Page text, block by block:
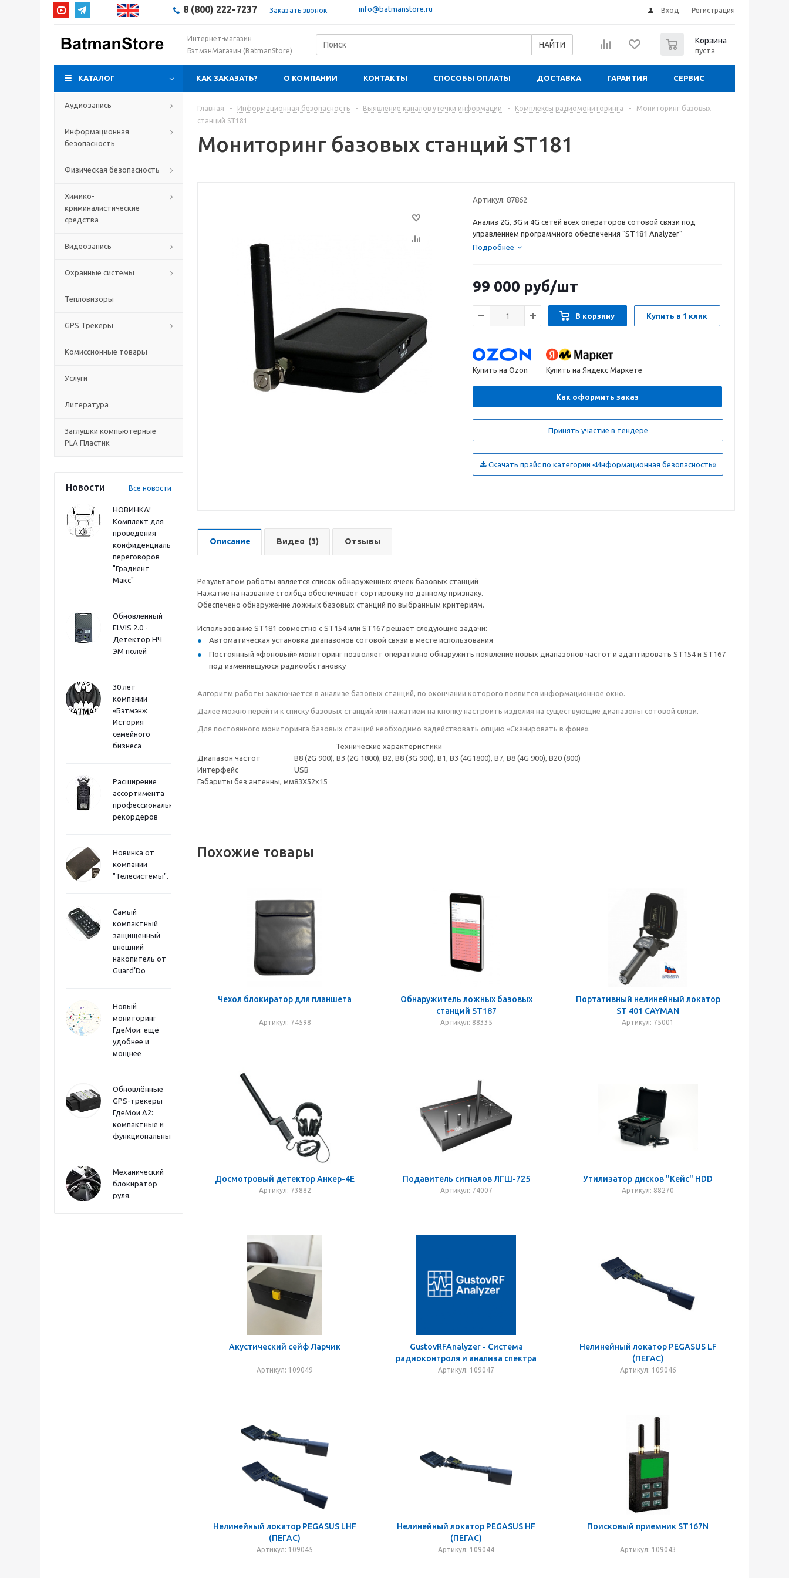
8 (800) 222-7237 Заказать звонок info@batmanstore.ru Вход Регистрация
Интернет-магазин
БэтмэнМагазин (BatmanStore)
НАЙТИ Корзина
пуста
КАТАЛОГ КАК ЗАКАЗАТЬ? О КОМПАНИИ КОНТАКТЫ СПОСОБЫ ОПЛАТЫ ДОСТАВКА ГАРАНТИЯ СЕРВИС
Аудиозапись
Информационная
безопасность
Физическая безопасность
Химико-
криминалистические
средства
Видеозапись
Охранные системы
Тепловизоры
GPS Трекеры
Комиссионные товары
Услуги
Литература
Заглушки компьютерные
PLA Пластик
Новости Все новости
НОВИНКА!
Комплект для
проведения
конфиденциальных
переговоров
"Градиент
Макс"
Обновленный
ELVIS 2.0 -
Детектор НЧ
ЭМ полей
30 лет
компании
«Бэтмэн»:
История
семейного
бизнеса
Расширение
ассортимента
профессиональных
рекордеров
Новинка от
компании
"Телесистемы".
Самый
компактный
защищенный
внешний
накопитель от
Guard’Do
Новый
мониторинг
ГдеМои: ещё
удобнее и
мощнее
Обновлённые
GPS-трекеры
ГдеМои А2:
компактные и
функциональные
Механический
блокиратор
руля.
Главная - Информационная безопасность - Выявление каналов утечки информации - Комплексы радиомониторинга -
Мониторинг базовых
станций ST181
Мониторинг базовых станций ST181
Артикул: 87862
Анализ 2G, 3G и 4G сетей всех операторов сотовой связи под
управлением программного обеспечения “ST181 Analyzer”
Подробнее
99 000 руб/шт
В корзину Купить в 1 клик
Купить на Ozon Купить на Яндекс Маркете
Как оформить заказ
Принять участие в тендере
Скачать прайс по категории «Информационная безопасность»
Описание Видео (3) Отзывы
Результатом работы является список обнаруженных ячеек базовых станций
Нажатие на название столбца обеспечивает сортировку по данному признаку.
Обеспечено обнаружение ложных базовых станций по выбранным критериям.
Использование ST181 совместно с ST154 или ST167 решает следующие задачи:
Автоматическая установка диапазонов сотовой связи в месте использования
Постоянный «фоновый» мониторинг позволяет оперативно обнаружить появление новых диапазонов частот и адаптировать ST154 и ST167
под изменившуюся радиообстановку
Алгоритм работы заключается в анализе базовых станций, по окончании которого появится информационное окно.
Далее можно перейти к списку базовых станций или нажатием на кнопку настроить изделия на существующие диапазоны сотовой связи.
Для постоянного мониторинга базовых станций необходимо задействовать опцию «Сканировать в фоне».
Технические характеристики
Диапазон частот
B8 (2G 900), B3 (2G 1800), B2, B8 (3G 900), B1, B3 (4G1800), B7, B8 (4G 900), B20 (800)
Интерфейс
USB
Габариты без антенны, мм83X52x15
Похожие товары
Чехол блокиратор для планшета
Артикул: 74598
Обнаружитель ложных базовых
станций ST187
Артикул: 88335
Портативный нелинейный локатор
ST 401 CAYMAN
Артикул: 75001
Досмотровый детектор Анкер-4Е
Артикул: 73882
Подавитель сигналов ЛГШ-725
Артикул: 74007
Утилизатор дисков "Кейс" HDD
Артикул: 88270
Акустический сейф Ларчик
Артикул: 109049
GustovRFAnalyzer - Система
радиоконтроля и анализа спектра
Артикул: 109047
Нелинейный локатор PEGASUS LF
(ПЕГАС)
Артикул: 109046
Нелинейный локатор PEGASUS LHF
(ПЕГАС)
Артикул: 109045
Нелинейный локатор PEGASUS HF
(ПЕГАС)
Артикул: 109044
Поисковый приемник ST167N
Артикул: 109043